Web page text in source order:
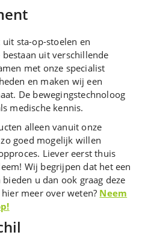
sta-op-stoelen en
uit verschillende
met onze specialist
en maken wij een
De bewegingstechnoloog
medische kennis.
alleen vanuit onze
goed mogelijk willen
Liever eerst thuis
Wij begrijpen dat het een
u dan ook graag deze
meer over weten? Neem